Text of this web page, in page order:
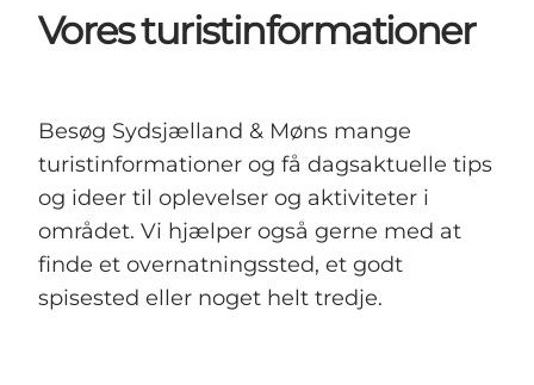
Events
Spis
Planlæg din tur
Vores turistinformationer
Besøg Sydsjælland & Møns mange
turistinformationer og få dagsaktuelle tips
og ideer til oplevelser og aktiviteter i
området. Vi hjælper også gerne med at
finde et overnatningssted, et godt
spisested eller noget helt tredje.